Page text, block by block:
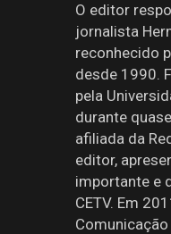
O editor
jornalista
reconhecido
desde 1990.
pela
durante
afiliada da
editor,
importante e
CETV. Em